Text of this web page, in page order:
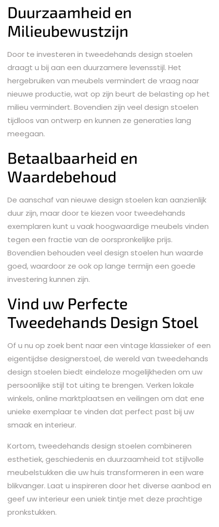
Duurzaamheid en
Milieubewustzijn
Door te investeren in tweedehands design stoelen
draagt u bij aan een duurzamere levensstijl. Het
hergebruiken van meubels vermindert de vraag naar
nieuwe productie, wat op zijn beurt de belasting op het
milieu vermindert. Bovendien zijn veel design stoelen
tijdloos van ontwerp en kunnen ze generaties lang
meegaan.
Betaalbaarheid en
Waardebehoud
De aanschaf van nieuwe design stoelen kan aanzienlijk
duur zijn, maar door te kiezen voor tweedehands
exemplaren kunt u vaak hoogwaardige meubels vinden
tegen een fractie van de oorspronkelijke prijs.
Bovendien behouden veel design stoelen hun waarde
goed, waardoor ze ook op lange termijn een goede
investering kunnen zijn.
Vind uw Perfecte
Tweedehands Design Stoel
Of u nu op zoek bent naar een vintage klassieker of een
eigentijdse designerstoel, de wereld van tweedehands
design stoelen biedt eindeloze mogelijkheden om uw
persoonlijke stijl tot uiting te brengen. Verken lokale
winkels, online marktplaatsen en veilingen om dat ene
unieke exemplaar te vinden dat perfect past bij uw
smaak en interieur.
Kortom, tweedehands design stoelen combineren
esthetiek, geschiedenis en duurzaamheid tot stijlvolle
meubelstukken die uw huis transformeren in een ware
blikvanger. Laat u inspireren door het diverse aanbod en
geef uw interieur een uniek tintje met deze prachtige
pronkstukken.